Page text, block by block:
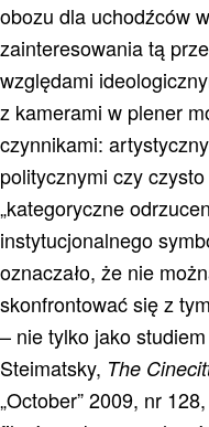
obozu dla uchodźców
zainteresowania tą
względami
z kamerami w plener
czynnikami:
politycznymi czy
„kategoryczne
instytucjonalnego
oznaczało, że nie
skonfrontować się z
– nie tylko jako
Steimatsky, The
„October” 2009, nr